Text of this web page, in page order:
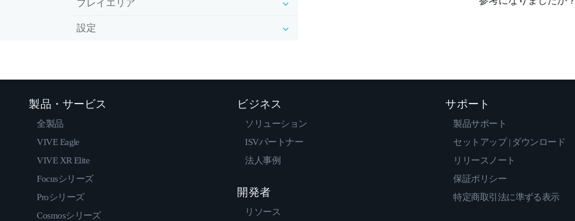
プレイエリア
設定
製品・サービス
全製品
VIVE Eagle
VIVE XR Elite
Focusシリーズ
Proシリーズ
Cosmosシリーズ
ビジネス
ソリューション
ISVパートナー
法人事例
開発者
リソース
サポート
製品サポート
セットアップ | ダウンロード
リリースノート
保証ポリシー
特定商取引法に準ずる表示